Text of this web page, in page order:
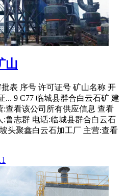
山
表 序号 许可证号 矿山名称 开
... 9 C77 临城县群合白云石矿 建
:查看该公司所有供应信息 查看
:鲁志群 电话:临城县群合白云石
头聚鑫白云石加工厂 主营:查看